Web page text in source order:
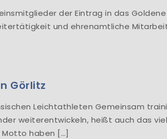
der Eintrag in das
und ehrenamtliche
Görlitz
Leichtathleten Gemeinsam
weiterentwickeln, heißt auch das
Motto haben […]